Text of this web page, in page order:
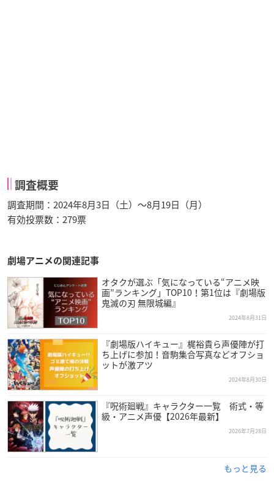
調査概要
調査期間：2024年8月3日（土）～8月19日（月）
有効投票数：279票
劇場アニメの関連記事
オタクが選ぶ「気になっている“アニメ映
画”ランキング」TOP10！第1位は『劇場版
鬼滅の刃 無限城編』
2024年8月31日
『劇場版ハイキュー』梶裕貴ら声優陣が打
ち上げに参加！音駒集合写真などオフショ
ットが激アツ
2024年8月30日
『呪術廻戦』キャラクター一覧 術式・等
級・アニメ声優【2026年最新】
2026年7月28日
もっと見る